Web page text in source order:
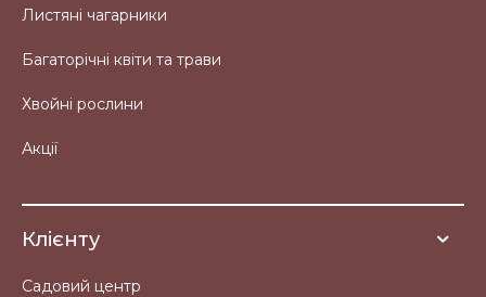
Листяні чагарники
Багаторічні квіти та трави
Хвойні рослини
Акції
Клієнту
Садовий центр